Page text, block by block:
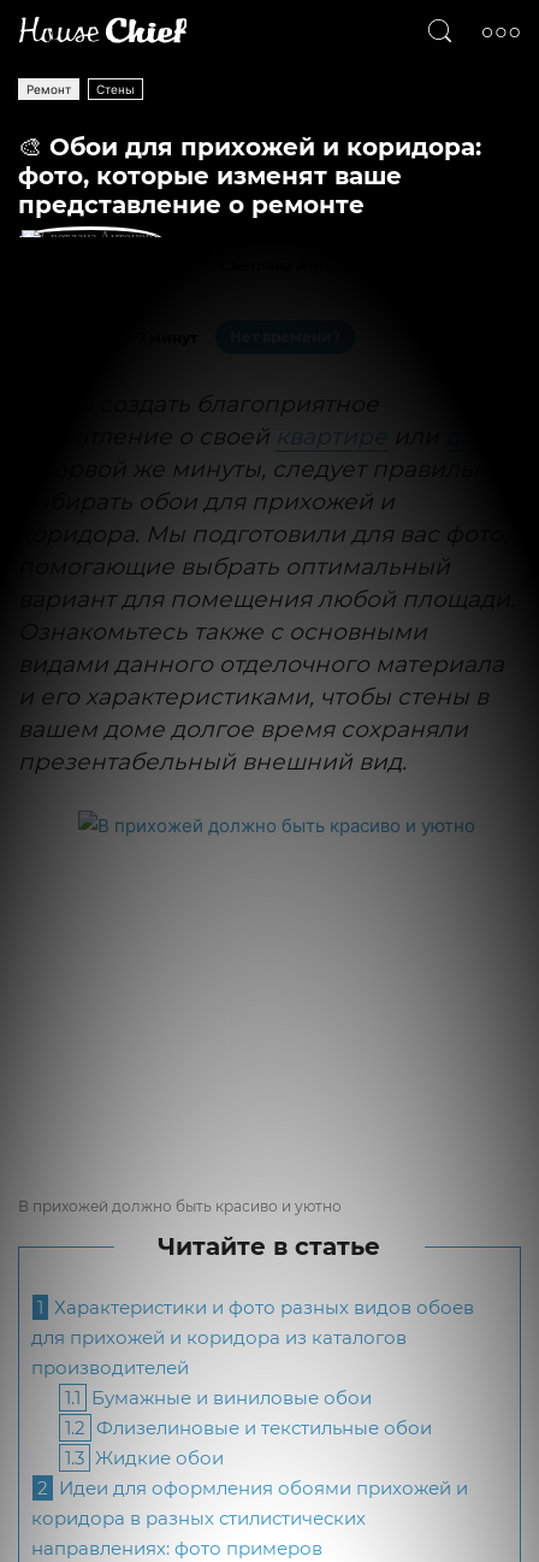
Ремонт Стены
🎨 Обои для прихожей и коридора:
фото, которые изменят ваше
представление о ремонте
Чтобы создать благоприятное
впечатление о своей квартире
с первой же минуты, следует правильно
выбирать обои для прихожей и
коридора. Мы подготовили для вас фото,
помогающие выбрать оптимальный
вариант для помещения любой площади.
Ознакомьтесь также с основными
видами данного отделочного материала
и его характеристиками, чтобы стены в
вашем доме долгое время сохраняли
презентабельный внешний вид.
В прихожей должно быть красиво и уютно
Читайте в статье
1 Характеристики и фото разных видов обоев
для прихожей и коридора из каталогов
производителей
1.1 Бумажные и виниловые обои
1.2 Флизелиновые и текстильные обои
1.3 Жидкие обои
2 Идеи для оформления обоями прихожей и
коридора в разных стилистических
направлениях: фото примеров